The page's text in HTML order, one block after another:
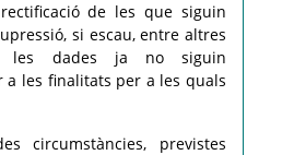
de les que siguin
si escau, entre altres
les dades ja no siguin
a les finalitats per a les quals
circumstàncies, previstes